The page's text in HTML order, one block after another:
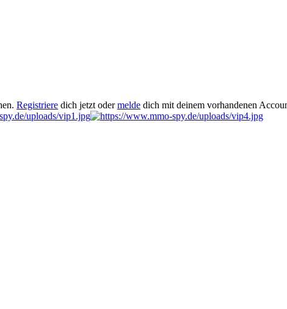
Registriere dich jetzt odermelde dich mit deinem vorhandenen